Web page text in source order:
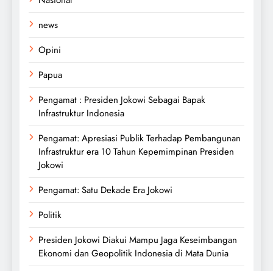
news
Opini
Papua
Pengamat : Presiden Jokowi Sebagai Bapak
Infrastruktur Indonesia
Pengamat: Apresiasi Publik Terhadap Pembangunan
Infrastruktur era 10 Tahun Kepemimpinan Presiden
Jokowi
Pengamat: Satu Dekade Era Jokowi
Politik
Presiden Jokowi Diakui Mampu Jaga Keseimbangan
Ekonomi dan Geopolitik Indonesia di Mata Dunia